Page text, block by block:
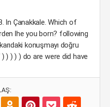
In Çanakkale. Which of
lhe you born? following
konuşmayı doğru
) ) ) ) do are were did have